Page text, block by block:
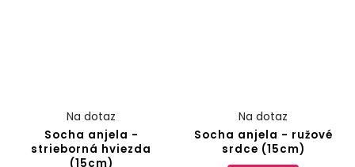
Socha anjela -
strieborná hviezda
(15cm)
Na dotaz
Socha anjela - ružové
srdce (15cm)
Na dotaz